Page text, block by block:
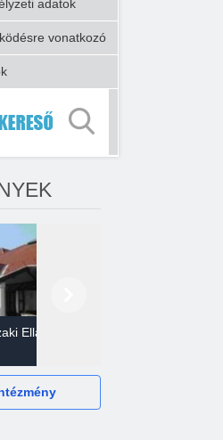
adatok
vonatkozó
Ellátó